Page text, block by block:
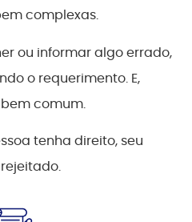
complexas.
ou informar algo errado,
o requerimento. E,
comum.
tenha direito, seu